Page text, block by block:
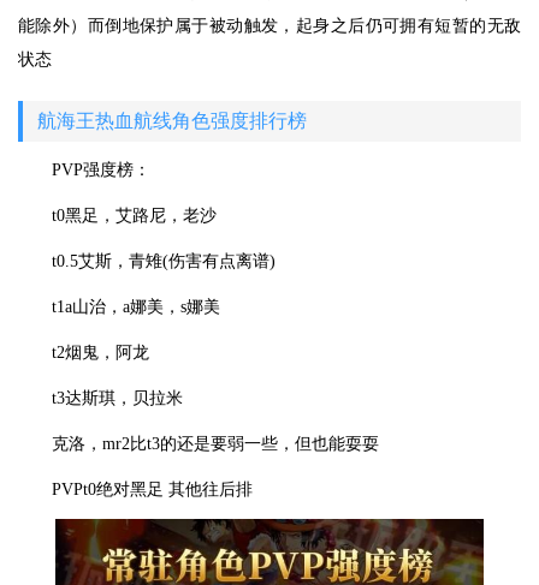
能除外）而倒地保护属于被动触发，起身之后仍可拥有短暂的无敌
状态
航海王热血航线角色强度排行榜
PVP强度榜：
t0黑足，艾路尼，老沙
t0.5艾斯，青雉(伤害有点离谱)
t1a山治，a娜美，s娜美
t2烟鬼，阿龙
t3达斯琪，贝拉米
克洛，mr2比t3的还是要弱一些，但也能耍耍
PVPt0绝对黑足 其他往后排